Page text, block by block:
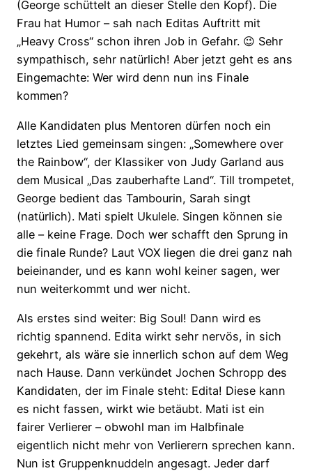
(George schüttelt an dieser Stelle den Kopf). Die
Frau hat Humor – sah nach Editas Auftritt mit
„Heavy Cross“ schon ihren Job in Gefahr. 😉 Sehr
sympathisch, sehr natürlich! Aber jetzt geht es ans
Eingemachte: Wer wird denn nun ins Finale
kommen?
Alle Kandidaten plus Mentoren dürfen noch ein
letztes Lied gemeinsam singen: „Somewhere over
the Rainbow“, der Klassiker von Judy Garland aus
dem Musical „Das zauberhafte Land“. Till trompetet,
George bedient das Tambourin, Sarah singt
(natürlich). Mati spielt Ukulele. Singen können sie
alle – keine Frage. Doch wer schafft den Sprung in
die finale Runde? Laut VOX liegen die drei ganz nah
beieinander, und es kann wohl keiner sagen, wer
nun weiterkommt und wer nicht.
Als erstes sind weiter: Big Soul! Dann wird es
richtig spannend. Edita wirkt sehr nervös, in sich
gekehrt, als wäre sie innerlich schon auf dem Weg
nach Hause. Dann verkündet Jochen Schropp des
Kandidaten, der im Finale steht: Edita! Diese kann
es nicht fassen, wirkt wie betäubt. Mati ist ein
fairer Verlierer – obwohl man im Halbfinale
eigentlich nicht mehr von Verlierern sprechen kann.
Nun ist Gruppenknuddeln angesagt. Jeder darf